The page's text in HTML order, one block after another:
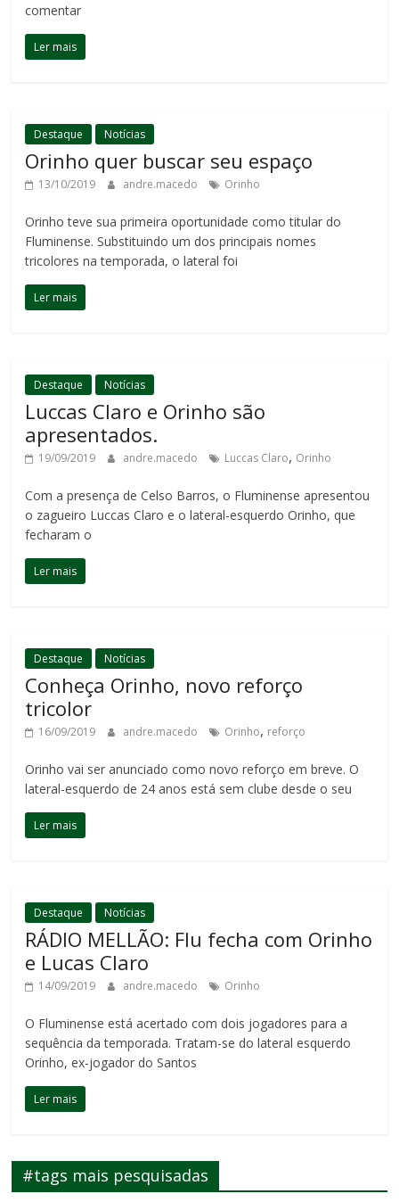
comentar
Ler mais
Destaque Notícias
Orinho quer buscar seu espaço
13/10/2019 andre.macedo Orinho
Orinho teve sua primeira oportunidade como titular do
Fluminense. Substituindo um dos principais nomes
tricolores na temporada, o lateral foi
Ler mais
Destaque Notícias
Luccas Claro e Orinho são
apresentados.
19/09/2019 andre.macedo Luccas Claro, Orinho
Com a presença de Celso Barros, o Fluminense apresentou
o zagueiro Luccas Claro e o lateral-esquerdo Orinho, que
fecharam o
Ler mais
Destaque Notícias
Conheça Orinho, novo reforço
tricolor
16/09/2019 andre.macedo Orinho, reforço
Orinho vai ser anunciado como novo reforço em breve. O
lateral-esquerdo de 24 anos está sem clube desde o seu
Ler mais
Destaque Notícias
RÁDIO MELLÃO: Flu fecha com Orinho
e Lucas Claro
14/09/2019 andre.macedo Orinho
O Fluminense está acertado com dois jogadores para a
sequência da temporada. Tratam-se do lateral esquerdo
Orinho, ex-jogador do Santos
Ler mais
#tags mais pesquisadas